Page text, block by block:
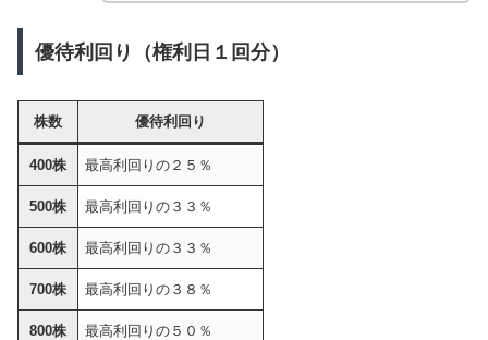
優待利回り（権利日１回分）
株数 優待利回り
400株 最高利回りの２５％
500株 最高利回りの３３％
600株 最高利回りの３３％
700株 最高利回りの３８％
800株 最高利回りの５０％